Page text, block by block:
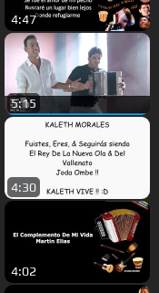
4:47
5:15
4:30
4:02